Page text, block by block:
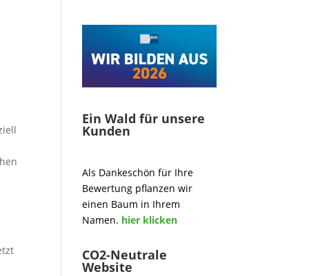
Ein Wald für unsere
Kunden
Als Dankeschön für Ihre
Bewertung pflanzen wir
einen Baum in Ihrem
Namen. hier klicken
CO2-Neutrale
Website